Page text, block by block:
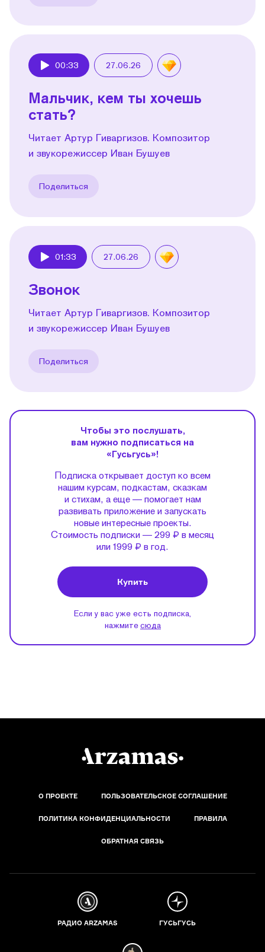
00:33 27.06.26
Мальчик, кем ты хочешь
стать?
Читает Артур Гиваргизов. Композитор
и звукорежиссер Иван Бушуев
Поделиться
01:33 27.06.26
Звонок
Читает Артур Гиваргизов. Композитор
и звукорежиссер Иван Бушуев
Поделиться
Чтобы это послушать,
вам нужно подписаться на
«Гусьгусь»!
Подписка открывает доступ ко всем
нашим курсам, подкастам, сказкам
и стихам, а еще — помогает нам
развивать приложение и запускать
новые интересные проекты.
Стоимость подписки — 299 ₽ в месяц
или 1999 ₽ в год.
Купить
Если у вас уже есть подписка,
нажмите сюда
О ПРОЕКТЕ ПОЛЬЗОВАТЕЛЬСКОЕ СОГЛАШЕНИЕ
ПОЛИТИКА КОНФИДЕНЦИАЛЬНОСТИ ПРАВИЛА
ОБРАТНАЯ СВЯЗЬ
РАДИО ARZAMAS ГУСЬГУСЬ